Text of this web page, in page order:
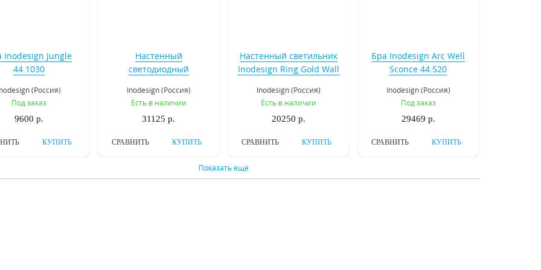
Inodesign Jungle
44.1030
(Россия)
Под заказ
9600 р.
КУПИТЬ
Настенный
светодиодный
Doct White 100
Inodesign (Россия)
Есть в наличии
31125 р.
КУПИТЬ
СРАВНИТЬ
Настенный светильник
Inodesign Ring Gold Wall
Inodesign (Россия)
Есть в наличии
20250 р.
КУПИТЬ
СРАВНИТЬ
Бра Inodesign Arc Well
Sconce 44.520
Inodesign (Россия)
Под заказ
29469 р.
КУПИТЬ
СРАВНИТЬ
Показать еще